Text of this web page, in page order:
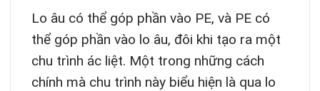
Lo âu có thể góp phần vào PE, và PE có
thể góp phần vào lo âu, đôi khi tạo ra một
chu trình ác liệt. Một trong những cách
chính mà chu trình này biểu hiện là qua lo